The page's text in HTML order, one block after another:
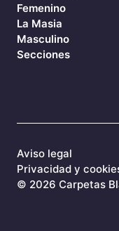
Femenino
La Masia
Masculino
Secciones
© 2026 Carpetas
Aviso legal
Privacidad y